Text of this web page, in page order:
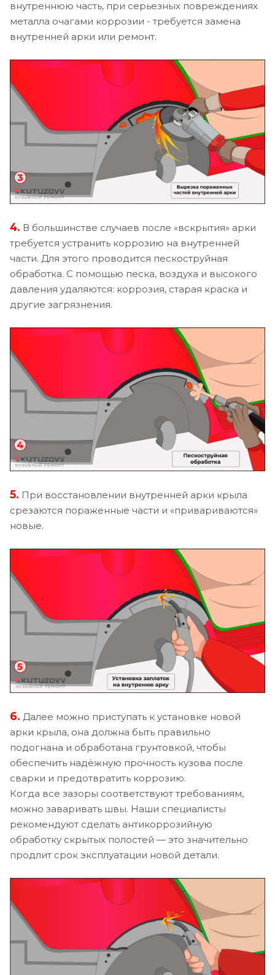
внутреннюю часть, при серьезных повреждениях
металла очагами коррозии - требуется замена
внутренней арки или ремонт.
4. В большинстве случаев после «вскрытия» арки
требуется устранить коррозию на внутренней
части. Для этого проводится пескоструйная
обработка. С помощью песка, воздуха и высокого
давления удаляются: коррозия, старая краска и
другие загрязнения.
5. При восстановлении внутренней арки крыла
срезаются пораженные части и «привариваются»
новые.
6. Далее можно приступать к установке новой
арки крыла, она должна быть правильно
подогнана и обработана грунтовкой, чтобы
обеспечить надёжную прочность кузова после
сварки и предотвратить коррозию.
Когда все зазоры соответствуют требованиям,
можно заваривать швы. Наши специалисты
рекомендуют сделать антикоррозийную
обработку скрытых полостей — это значительно
продлит срок эксплуатации новой детали.